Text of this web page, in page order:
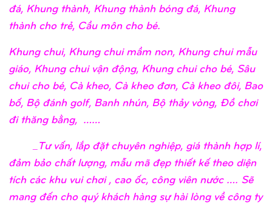
đá, Khung thành, Khung thành bóng đá, Khung
thành cho trẻ, Cầu môn cho bé.
Khung chui, Khung chui mầm non, Khung chui mẫu
giáo, Khung chui vận động, Khung chui cho bé, Sâu
chui cho bé, Cà kheo, Cà kheo đơn, Cà kheo đôi, Bao
bố, Bộ đánh golf, Banh nhún, Bộ thảy vòng, Đồ chơi
đi thăng bằng, ……
_Tư vấn, lắp đặt chuyên nghiệp, giá thành hợp lí,
đảm bảo chất lượng, mẫu mã đẹp thiết kế theo diện
tích các khu vui chơi , cao ốc, công viên nước …. Sẽ
mang đến cho quý khách hàng sự hài lòng về công ty